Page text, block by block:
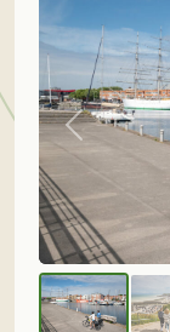
Précédent